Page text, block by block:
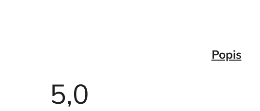
Popis
5,0